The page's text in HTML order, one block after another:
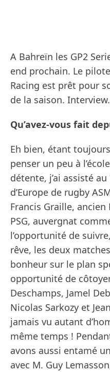
A Bahreïn les GP2
end prochain. Le
Racing est prêt pour
de la saison. Interview.
Qu’avez-vous fait
Eh bien, étant
penser un peu à
détente, j’ai assisté
d’Europe de rugby
Francis Graille, ancien
PSG, auvergnat
l’opportunité de
rêve, les deux
bonheur sur le plan
opportunité de
Deschamps, Jamel
Nicolas Sarkozy et
jamais vu autant
même temps !
avons aussi entamé
avec M. Guy